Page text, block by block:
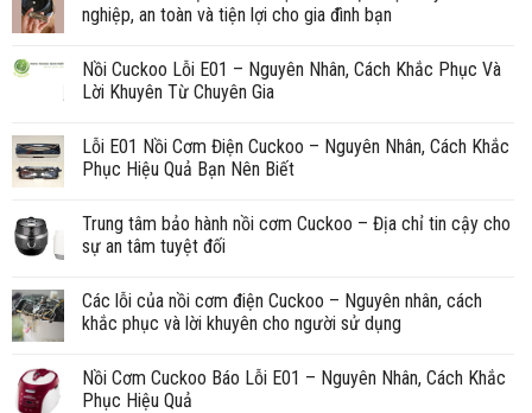
nghiệp, an toàn và tiện lợi cho gia đình bạn
Nồi Cuckoo Lỗi E01 – Nguyên Nhân, Cách Khắc Phục Và
Lời Khuyên Từ Chuyên Gia
Lỗi E01 Nồi Cơm Điện Cuckoo – Nguyên Nhân, Cách Khắc
Phục Hiệu Quả Bạn Nên Biết
Trung tâm bảo hành nồi cơm Cuckoo – Địa chỉ tin cậy cho
sự an tâm tuyệt đối
Các lỗi của nồi cơm điện Cuckoo – Nguyên nhân, cách
khắc phục và lời khuyên cho người sử dụng
Nồi Cơm Cuckoo Báo Lỗi E01 – Nguyên Nhân, Cách Khắc
Phục Hiệu Quả